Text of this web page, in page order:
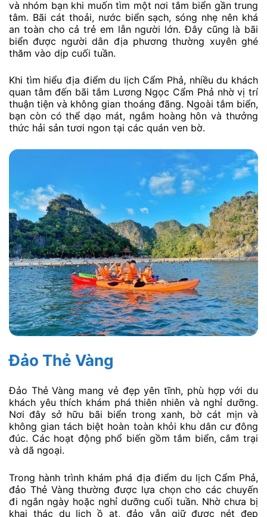
và nhóm bạn khi muốn tìm một nơi tắm biển gần trung
tâm. Bãi cát thoải, nước biển sạch, sóng nhẹ nên khá
an toàn cho cả trẻ em lẫn người lớn. Đây cũng là bãi
biển được người dân địa phương thường xuyên ghé
thăm vào dịp cuối tuần.
Khi tìm hiểu địa điểm du lịch Cẩm Phả, nhiều du khách
quan tâm đến bãi tắm Lương Ngọc Cẩm Phả nhờ vị trí
thuận tiện và không gian thoáng đãng. Ngoài tắm biển,
bạn còn có thể dạo mát, ngắm hoàng hôn và thưởng
thức hải sản tươi ngon tại các quán ven bờ.
Đảo Thẻ Vàng
Đảo Thẻ Vàng mang vẻ đẹp yên tĩnh, phù hợp với du
khách yêu thích khám phá thiên nhiên và nghỉ dưỡng.
Nơi đây sở hữu bãi biển trong xanh, bờ cát mịn và
không gian tách biệt hoàn toàn khỏi khu dân cư đông
đúc. Các hoạt động phổ biến gồm tắm biển, cắm trại
và dã ngoại.
Trong hành trình khám phá địa điểm du lịch Cẩm Phả,
đảo Thẻ Vàng thường được lựa chọn cho các chuyến
đi ngắn ngày hoặc nghỉ dưỡng cuối tuần. Nhờ chưa bị
khai thác du lịch ồ ạt, đảo vẫn giữ được nét đẹp